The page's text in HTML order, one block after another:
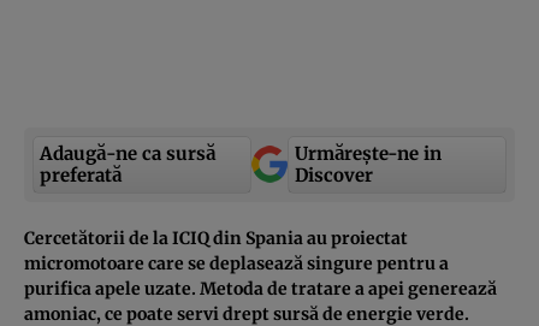
Adaugă-ne ca sursă
preferată
Urmărește-ne in
Discover
Cercetătorii de la ICIQ din Spania au proiectat
micromotoare care se deplasează singure pentru a
purifica apele uzate. Metoda de tratare a apei generează
amoniac, ce poate servi drept sursă de energie verde.